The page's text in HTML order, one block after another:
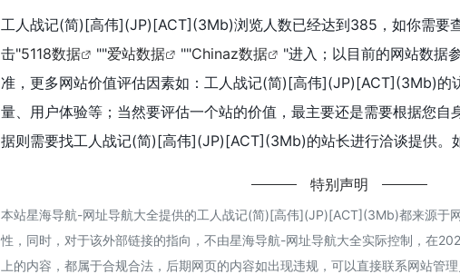
工人战记(简)[高伟](JP)[ACT](3Mb)浏览人数已经达到385，如你需要
击"5118数据 ""爱站数据 ""Chinaz数据
"进入；以目前的网站数据
准，更多网站价值评估因素如：工人战记(简)[高伟](JP)[ACT](3Mb)的
量、用户体验等；当然要评估一个站的价值，最主要还是需要根据您自
据则需要找工人战记(简)[高伟](JP)[ACT](3Mb)的站长进行洽谈提供。
特别声明
本站星海导航-网址导航大全提供的工人战记(简)[高伟](JP)[ACT](3Mb)都来源于
性，同时，对于该外部链接的指向，不由星海导航-网址导航大全实际控制，在
上的内容，都属于合规合法，后期网页的内容如出现违规，可以直接联系网站管